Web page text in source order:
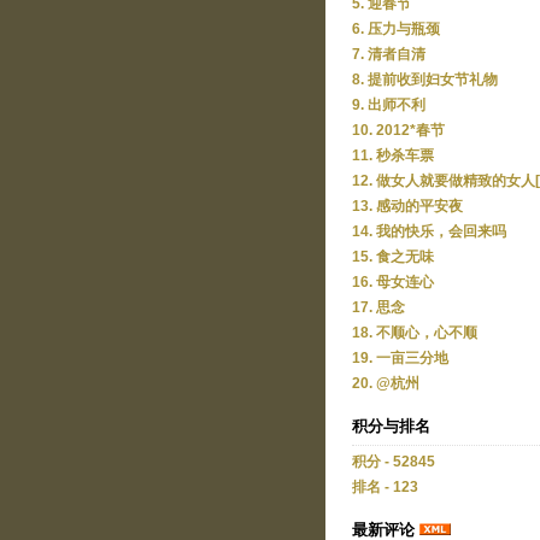
5. 迎春节
6. 压力与瓶颈
7. 清者自清
8. 提前收到妇女节礼物
9. 出师不利
10. 2012*春节
11. 秒杀车票
12. 做女人就要做精致的女人
13. 感动的平安夜
14. 我的快乐，会回来吗
15. 食之无味
16. 母女连心
17. 思念
18. 不顺心，心不顺
19. 一亩三分地
20. @杭州
积分与排名
积分 - 52845
排名 - 123
最新评论